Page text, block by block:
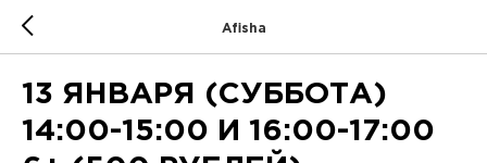
Afisha
13 ЯНВАРЯ (СУББОТА)
14:00-15:00 И 16:00-17:00